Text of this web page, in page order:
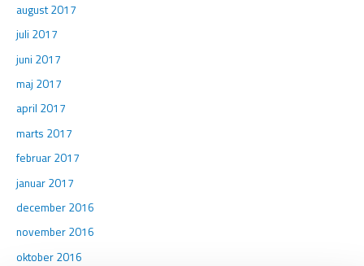
august 2017
juli 2017
juni 2017
maj 2017
april 2017
marts 2017
februar 2017
januar 2017
december 2016
november 2016
oktober 2016